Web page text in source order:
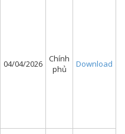
04/04/2026
Chính
phủ
Download